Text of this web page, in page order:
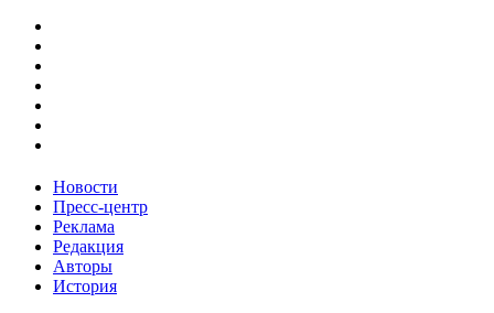
Новости
Пресс-центр
Реклама
Редакция
Авторы
История